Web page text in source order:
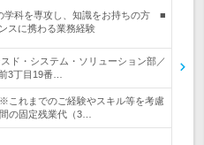
学科を専攻し、知識をお持ちの方 ■
スに携わる業務経験
ド・システム・ソリューション部／
3丁目19番…
これまでのご経験やスキル等を考慮
の固定残業代（3…